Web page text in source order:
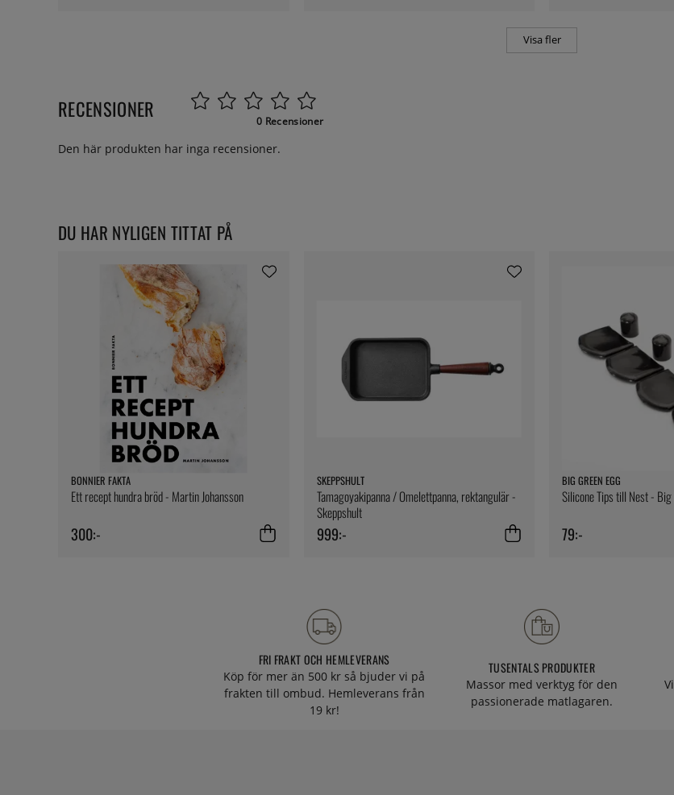
Visa fler
RECENSIONER 0 Recensioner
Den här produkten har inga recensioner.
DU HAR NYLIGEN TITTAT PÅ
BONNIER FAKTA
Ett recept hundra bröd - Martin Johansson
300:-
SKEPPSHULT
Tamagoyakipanna / Omelettpanna, rektangulär -
Skeppshult
999:-
BIG GREEN EGG
Silicone Tips till Nest - Big
79:-
FRI FRAKT OCH HEMLEVERANS
Köp för mer än 500 kr så bjuder vi på
frakten till ombud. Hemleverans från
19 kr!
TUSENTALS PRODUKTER
Massor med verktyg för den
passionerade matlagaren.